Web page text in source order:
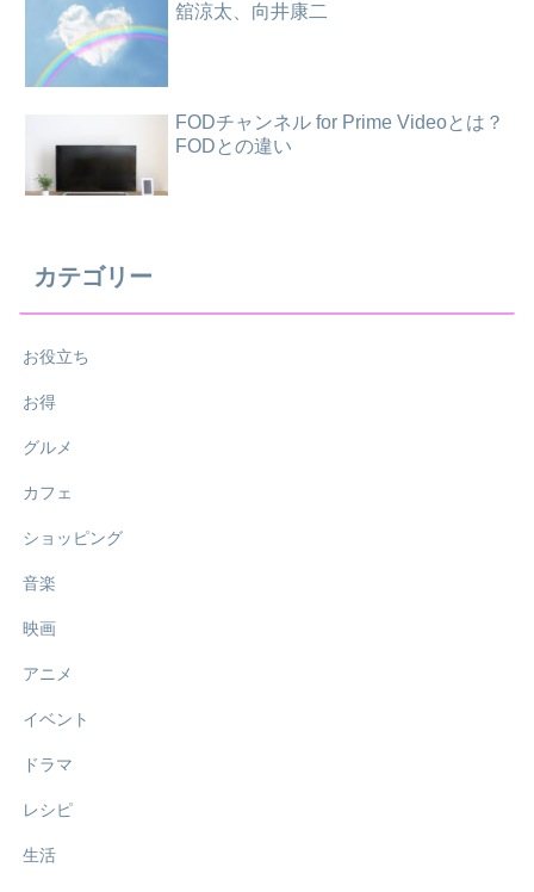
舘涼太、向井康二
FODチャンネル for Prime Videoとは？
FODとの違い
カテゴリー
お役立ち
お得
グルメ
カフェ
ショッピング
音楽
映画
アニメ
イベント
ドラマ
レシピ
生活